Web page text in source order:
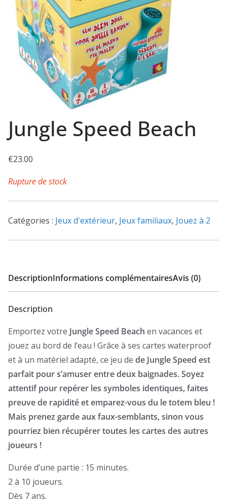
Jungle Speed Beach
€23.00
Rupture de stock
Catégories : Jeux d'extérieur, Jeux familiaux, Jouez à 2
DescriptionInformations complémentairesAvis (0)
Description
Emportez votre Jungle Speed Beach en vacances et
jouez au bord de l’eau ! Grâce à ses cartes waterproof
et à un matériel adapté, ce jeu de de Jungle Speed est
parfait pour s’amuser entre deux baignades. Soyez
attentif pour repérer les symboles identiques, faites
preuve de rapidité et emparez-vous du le totem bleu !
Mais prenez garde aux faux-semblants, sinon vous
pourriez bien récupérer toutes les cartes des autres
joueurs !
Durée d’une partie : 15 minutes.
2 à 10 joueurs.
Dès 7 ans.